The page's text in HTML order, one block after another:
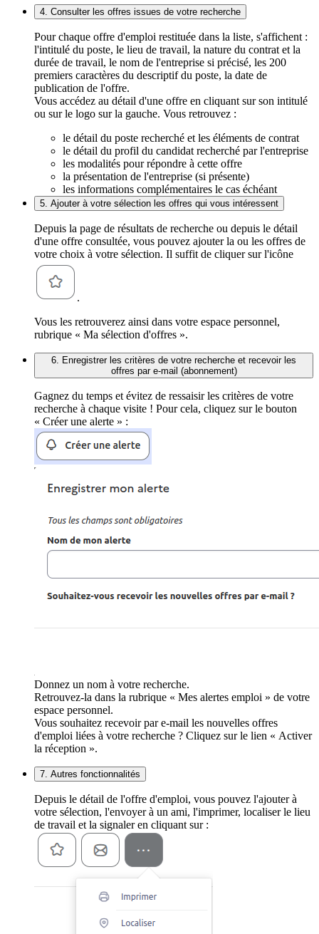
4. Consulter les offres issues de votre recherche
Pour chaque offre d'emploi restituée dans la liste, s'affichent :
l'intitulé du poste, le lieu de travail, la nature du contrat et la
durée de travail, le nom de l'entreprise si précisé, les 200
premiers caractères du descriptif du poste, la date de
publication de l'offre.
Vous accédez au détail d'une offre en cliquant sur son intitulé
ou sur le logo sur la gauche. Vous retrouvez :
le détail du poste recherché et les éléments de contrat
le détail du profil du candidat recherché par l'entreprise
les modalités pour répondre à cette offre
la présentation de l'entreprise (si présente)
les informations complémentaires le cas échéant
5. Ajouter à votre sélection les offres qui vous intéressent
Depuis la page de résultats de recherche ou depuis le détail
d'une offre consultée, vous pouvez ajouter la ou les offres de
votre choix à votre sélection. Il suffit de cliquer sur l'icône
.
Vous les retrouverez ainsi dans votre espace personnel,
rubrique « Ma sélection d'offres ».
6. Enregistrer les critères de votre recherche et recevoir les
offres par e-mail (abonnement)
Gagnez du temps et évitez de ressaisir les critères de votre
recherche à chaque visite ! Pour cela, cliquez sur le bouton
« Créer une alerte » :
Donnez un nom à votre recherche.
Retrouvez-la dans la rubrique « Mes alertes emploi » de votre
espace personnel.
Vous souhaitez recevoir par e-mail les nouvelles offres
d'emploi liées à votre recherche ? Cliquez sur le lien « Activer
la réception ».
7. Autres fonctionnalités
Depuis le détail de l'offre d'emploi, vous pouvez l'ajouter à
votre sélection, l'envoyer à un ami, l'imprimer, localiser le lieu
de travail et la signaler en cliquant sur :